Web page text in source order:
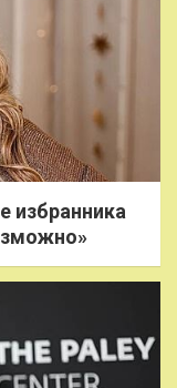
избранника